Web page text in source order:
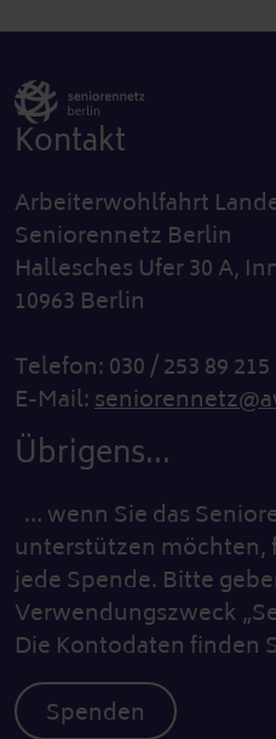
Kontakt
Arbeiterwohlfahrt
Seniorennetz Berlin
Hallesches Ufer 30 A,
10963 Berlin
Telefon: 030 / 253 89 215
E-Mail:
Übrigens...
… wenn Sie das
unterstützen möchten,
jede Spende. Bitte
Verwendungszweck
Die Kontodaten finden
Spenden